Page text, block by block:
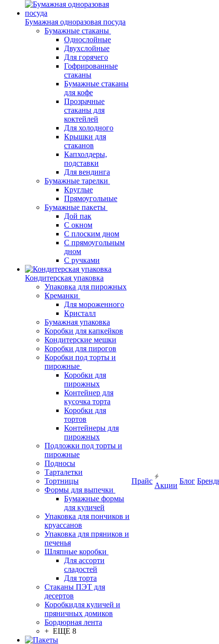
Бумажная одноразовая посуда
Бумажные стаканы
Однослойные
Двухслойные
Для горячего
Гофрированные
стаканы
Бумажные стаканы
для кофе
Прозрачные
стаканы для
коктейлей
Для холодного
Крышки для
стаканов
Капхолдеры,
подставки
Для вендинга
Бумажные тарелки
Круглые
Прямоугольные
Бумажные пакеты
Дой пак
С окном
С плоским дном
С прямоугольным
дном
С ручками
Кондитерская упаковка
Упаковка для пирожных
Креманки
Для мороженного
Кристалл
Бумажная упаковка
Коробки для капкейков
Кондитерские мешки
Коробки для пирогов
Коробки под торты и
пирожные
Коробки для
пирожных
Контейнер для
кусочка торта
Коробки для
тортов
Контейнеры для
пирожных
Подложки под торты и
пирожные
Подносы
Тарталетки
Тортницы
Формы для выпечки
Бумажные формы
для куличей
Упаковка для пончиков и
круассанов
Упаковка для пряников и
печенья
Шляпные коробки
Для ассорти
сладостей
Для торта
Стаканы ПЭТ для
десертов
Коробкидля куличей и
пряничных домиков
Бордюрная лента
+ ЕЩЕ 8
Прайс
Акции
Блог